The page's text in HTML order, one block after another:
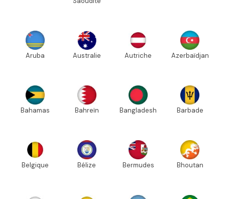
Aruba Australie Autriche Azerbaïdjan
Bahamas Bahreïn Bangladesh Barbade
Belgique Bélize Bermudes Bhoutan